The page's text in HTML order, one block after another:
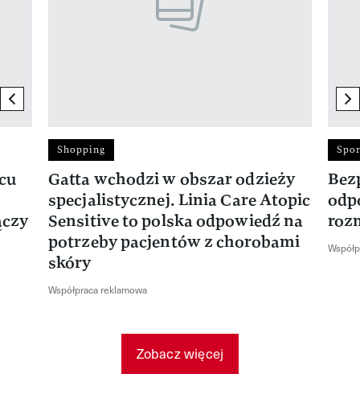
previous element
Shopping
Gatta wchodzi w obszar odzieży
specjalistycznej. Linia Care Atopic
Sensitive to polska odpowiedź na
potrzeby pacjentów z chorobami
skóry
Współpraca reklamowa
Zobacz więcej